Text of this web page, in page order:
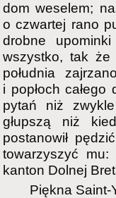
dom weselem;
o czwartej rano
drobne
wszystko, tak że
południa
i popłoch
pytań niż
głupszą niż
postanowił
towarzyszyć
kanton Dolnej
Piękna Saint-